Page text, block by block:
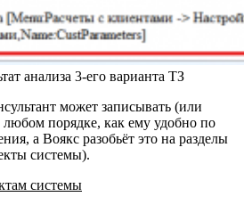
анализа 3-его варианта ТЗ
может записывать (или
любом порядке, как ему удобно по
а Воякс разобьёт это на разделы
системы).
системы